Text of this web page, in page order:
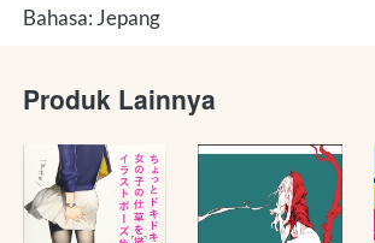
Bahasa: Jepang
Produk Lainnya